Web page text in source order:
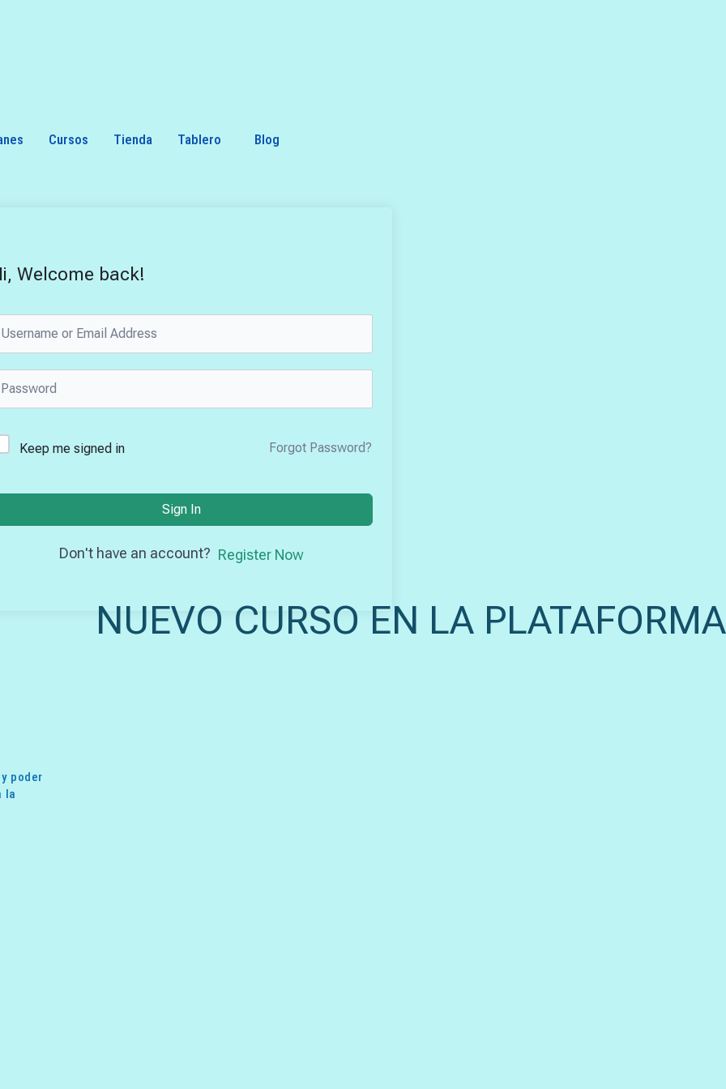
Cursos Tienda Tablero Blog
Welcome back!
Keep me signed in Forgot Password?
Sign In
Don't have an account? Register Now
NUEVO CURSO EN LA PLATAFORMA
poder
la